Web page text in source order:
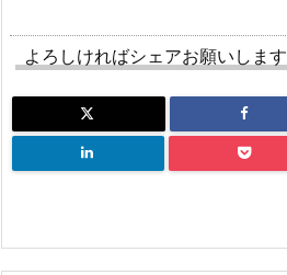
よろしければシェアお願いします